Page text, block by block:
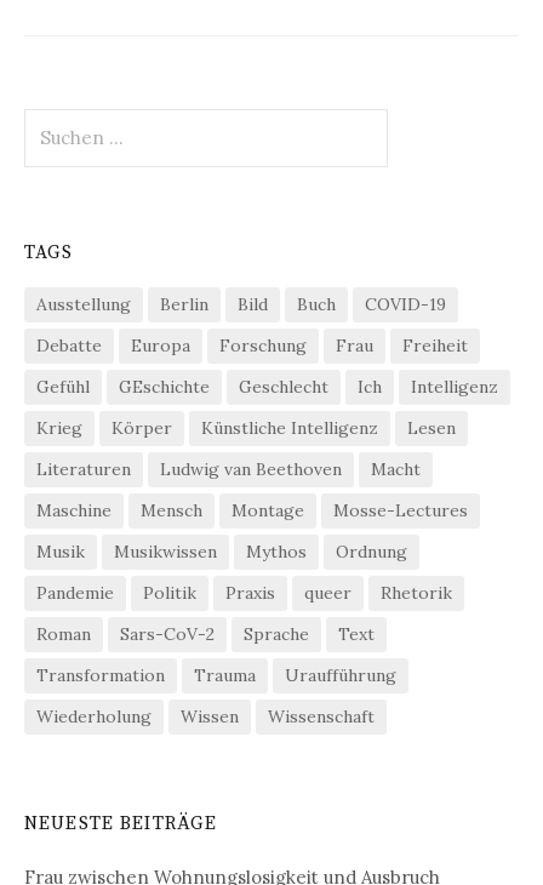
nach:
TAGS
Ausstellung Berlin Bild Buch
COVID-19
Debatte
Europa Forschung Frau
Freiheit
Gefühl
GEschichte Geschlecht Ich
Intelligenz
Krieg
Körper Künstliche Intelligenz
Lesen
Literaturen
Ludwig van Beethoven
Macht
Maschine
Mensch Montage
Mosse-Lectures
Musik
Musikwissen Mythos
Ordnung
Pandemie
Politik Praxis queer
Rhetorik
Roman
Sars-CoV-2 Sprache
Text
Transformation
Trauma
Uraufführung
Wiederholung
Wissen Wissenschaft
NEUESTE BEITRÄGE
Frau zwischen Wohnungslosigkeit und Ausbruch